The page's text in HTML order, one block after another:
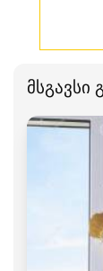
მსგავსი